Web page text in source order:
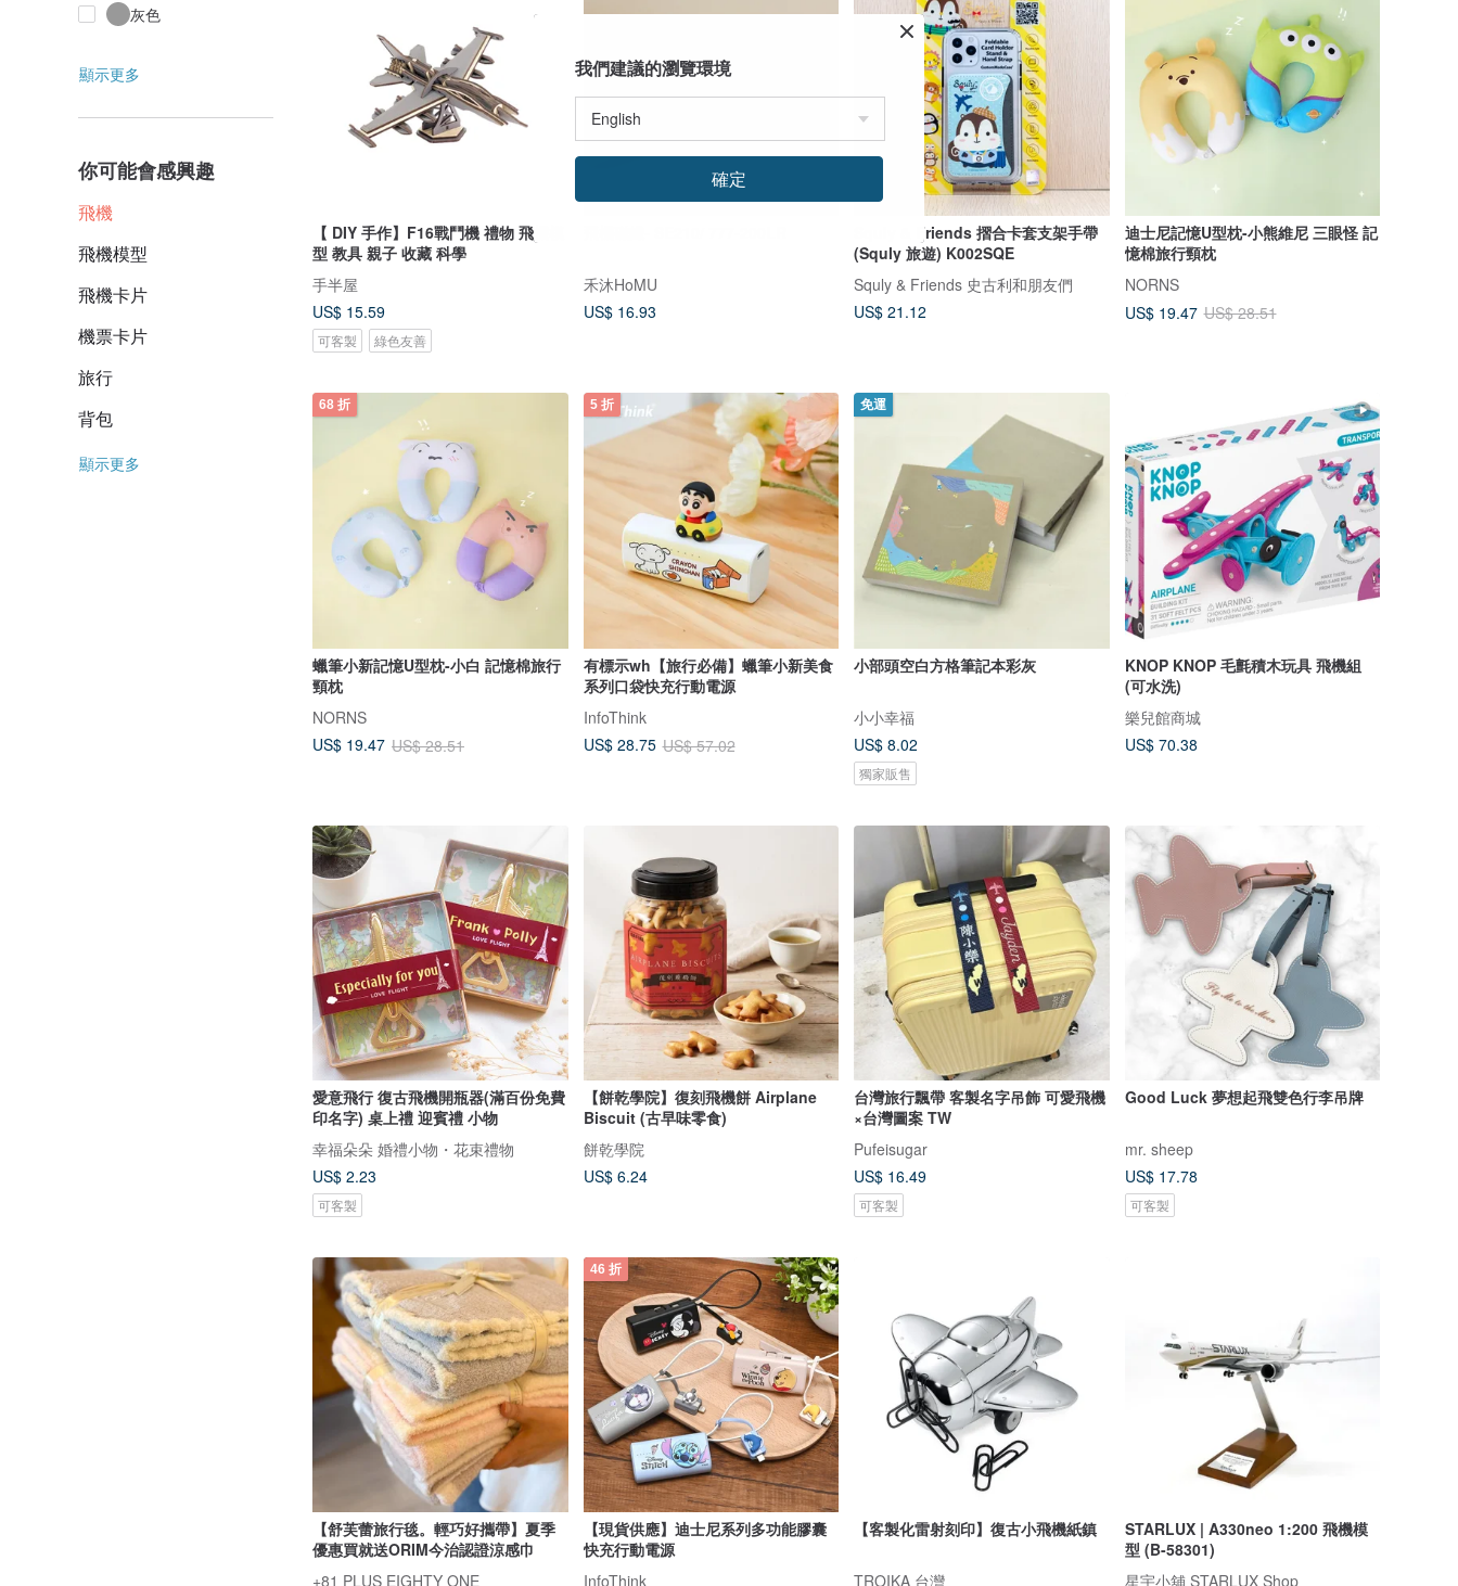
灰色
顯示更多
你可能會感興趣
飛機
飛機模型
飛機卡片
機票卡片
旅行
背包
顯示更多
【 DIY 手作】F16戰鬥機 禮物 飛機模
型 教具 親子 收藏 科學
手半屋
US$ 15.59
可客製 綠色友善
禾沐HoMU
US$ 16.93
Squly & Friends 摺合卡套支架手帶
(Squly 旅遊) K002SQE
Squly & Friends 史古利和朋友們
US$ 21.12
迪士尼記憶U型枕-小熊維尼 三眼怪 記
憶棉旅行頸枕
NORNS
US$ 19.47 US$ 28.51
68 折
蠟筆小新記憶U型枕-小白 記憶棉旅行
頸枕
NORNS
US$ 19.47 US$ 28.51
5 折
有標示wh【旅行必備】蠟筆小新美食
系列口袋快充行動電源
InfoThink
US$ 28.75 US$ 57.02
免運
小部頭空白方格筆記本彩灰
小小幸福
US$ 8.02
獨家販售
KNOP KNOP 毛氈積木玩具 飛機組
(可水洗)
樂兒館商城
US$ 70.38
愛意飛行 復古飛機開瓶器(滿百份免費
印名字) 桌上禮 迎賓禮 小物
幸福朵朵 婚禮小物・花束禮物
US$ 2.23
可客製
【餅乾學院】復刻飛機餅 Airplane
Biscuit (古早味零食)
餅乾學院
US$ 6.24
台灣旅行飄帶 客製名字吊飾 可愛飛機
×台灣圖案 TW
Pufeisugar
US$ 16.49
可客製
Good Luck 夢想起飛雙色行李吊牌
mr. sheep
US$ 17.78
可客製
【舒芙蕾旅行毯。輕巧好攜帶】夏季
優惠買就送ORIM今治認證涼感巾
+81 PLUS EIGHTY ONE
46 折
【現貨供應】迪士尼系列多功能膠囊
快充行動電源
InfoThink
【客製化雷射刻印】復古小飛機紙鎮
TROIKA 台灣
STARLUX | A330neo 1:200 飛機模
型 (B-58301)
星宇小舖 STARLUX Shop
我們建議的瀏覽環境
確定